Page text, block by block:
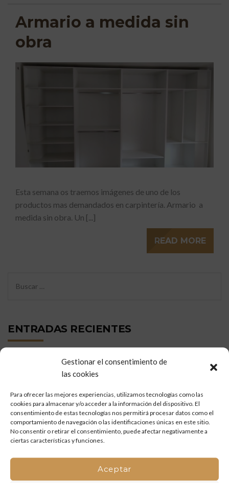
Gestionar el consentimiento de
las cookies
Para ofrecer las mejores experiencias, utilizamos tecnologías como las
cookies para almacenar y/o acceder a la información del dispositivo. El
consentimiento de estas tecnologías nos permitirá procesar datos como el
comportamiento de navegación o las identificaciones únicas en este sitio.
No consentir o retirar el consentimiento, puede afectar negativamente a
ciertas características y funciones.
Aceptar
Armario a medida sin
obra
Esta semana os traemos imágenes de uno de los
productos mas demandados en carpintería. Armario a
medida sin obra. Un [...]
READ MORE
ENTRADAS RECIENTES
Restauración de portón histórico en Nules: carpintería
tradicional y mejora funcional
Puertas de madera de pino a medida: trabajo artesanal
desde nuestro taller
Reformas de madera a medida en Casa Rural l’Antic Palau
Mueble de baño a medida en madera de mobila vieja